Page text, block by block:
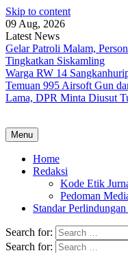
Skip to content
09 Aug, 2026
Latest News
Gelar Patroli Malam,
Tingkatkan Siskamling
Warga RW 14
Temuan 995 Airsoft Gun
Lama, DPR Minta Diusut
Menu
Home
Redaksi
Kode Etik
Pedoman
Standar
Search for:
Search for: